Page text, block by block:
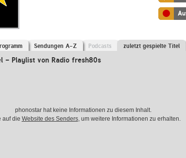
Sendungen A-Z Podcasts zuletzt gespielte Titel
- Playlist von Radio fresh80s
phonostar hat keine Informationen zu diesem Inhalt.
auf die Website des Senders, um weitere Informationen zu erhalten.